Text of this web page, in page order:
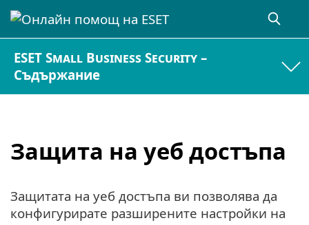
ESET Small Business Security –
Съдържание
Защита на уеб достъпа
Защитата на уеб достъпа ви позволява да
конфигурирате разширените настройки на